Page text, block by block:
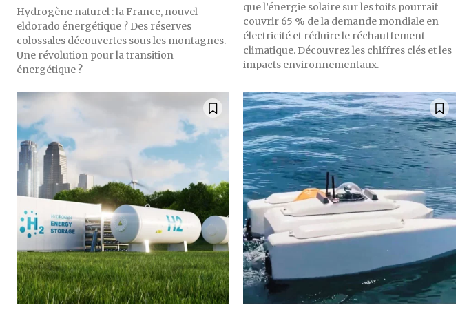
Hydrogène naturel : la France, nouvel
eldorado énergétique ? Des réserves
colossales découvertes sous les montagnes.
Une révolution pour la transition
énergétique ?
que l’énergie solaire sur les toits pourrait
couvrir 65 % de la demande mondiale en
électricité et réduire le réchauffement
climatique. Découvrez les chiffres clés et les
impacts environnementaux.